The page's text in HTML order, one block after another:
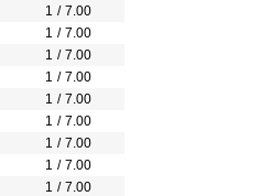
1 / 7.00
1 / 7.00
1 / 7.00
1 / 7.00
1 / 7.00
1 / 7.00
1 / 7.00
1 / 7.00
1 / 7.00